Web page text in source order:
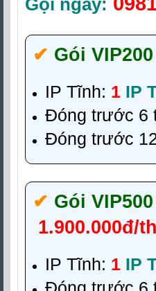
Gọi ngay:
✔‎ Gói VIP200
IP Tĩnh: 1 IP
Đóng trước 6
Đóng trước
✔‎ Gói VIP500
1.900.000đ/
IP Tĩnh: 1 IP